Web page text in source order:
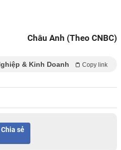
Châu Anh (Theo CNBC)
& Kinh Doanh Copy link
Chia sẻ